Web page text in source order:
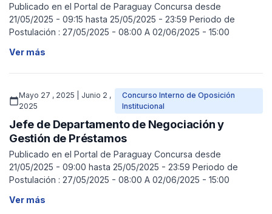
Publicado en el Portal de Paraguay Concursa desde
21/05/2025 - 09:15 hasta 25/05/2025 - 23:59 Periodo de
Postulación : 27/05/2025 - 08:00 A 02/06/2025 - 15:00
Ver más
calendar_today
Mayo 27 , 2025 | Junio 2 ,
2025
Concurso Interno de Oposición
Institucional
Jefe de Departamento de Negociación y
Gestión de Préstamos
Publicado en el Portal de Paraguay Concursa desde
21/05/2025 - 09:00 hasta 25/05/2025 - 23:59 Periodo de
Postulación : 27/05/2025 - 08:00 A 02/06/2025 - 15:00
Ver más